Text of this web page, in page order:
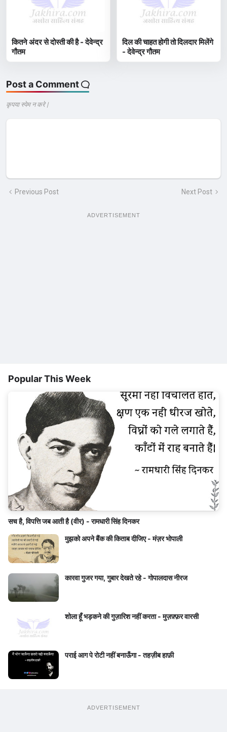
कितने अंदर से दोस्ती की है - देवेन्द्र
गौतम
दिल की चाहत होगी तो दिलदार मिलेंगे
- देवेन्द्र गौतम
Post a Comment
कृपया स्पेम न करे |
Previous Post Next Post
ADVERTISEMENT
Popular This Week
सच है, विपत्ति जब आती है (वीर) - रामधारी सिंह दिनकर
मुझको अपने बैंक की किताब दीजिए - मंज़र भोपाली
कारवा गुजर गया, गुबार देखते रहे - गोपालदास नीरज
शोला हूँ भड़कने की गुज़ारिश नहीं करता - मुज़फ़्फ़र वारसी
पराई आग पे रोटी नहीं बनाऊँगा - तहज़ीब हाफ़ी
ADVERTISEMENT